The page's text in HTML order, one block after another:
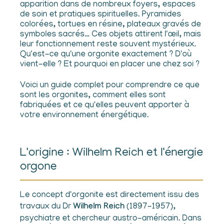
apparition dans de nombreux foyers, espaces
de soin et pratiques spirituelles. Pyramides
colorées, tortues en résine, plateaux gravés de
symboles sacrés… Ces objets attirent l'œil, mais
leur fonctionnement reste souvent mystérieux.
Qu'est-ce qu'une orgonite exactement ? D'où
vient-elle ? Et pourquoi en placer une chez soi ?
Voici un guide complet pour comprendre ce que
sont les orgonites, comment elles sont
fabriquées et ce qu'elles peuvent apporter à
votre environnement énergétique.
L'origine : Wilhelm Reich et l'énergie
orgone
Le concept d'orgonite est directement issu des
travaux du Dr Wilhelm Reich (1897–1957),
psychiatre et chercheur austro-américain. Dans